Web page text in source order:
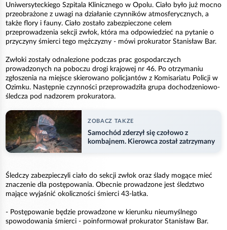
Uniwersyteckiego Szpitala Klinicznego w Opolu. Ciało było już mocno
przeobrażone z uwagi na działanie czynników atmosferycznych, a
także flory i fauny. Ciało zostało zabezpieczone celem
przeprowadzenia sekcji zwłok, która ma odpowiedzieć na pytanie o
przyczyny śmierci tego mężczyzny - mówi prokurator Stanisław Bar.
Zwłoki zostały odnalezione podczas prac gospodarczych
prowadzonych na poboczu drogi krajowej nr 46. Po otrzymaniu
zgłoszenia na miejsce skierowano policjantów z Komisariatu Policji w
Ozimku. Następnie czynności przeprowadziła grupa dochodzeniowo-
śledcza pod nadzorem prokuratora.
ZOBACZ TAKZE
Samochód zderzył się czołowo z
kombajnem. Kierowca został zatrzymany
Śledczy zabezpieczyli ciało do sekcji zwłok oraz ślady mogące mieć
znaczenie dla postępowania. Obecnie prowadzone jest śledztwo
mające wyjaśnić okoliczności śmierci 43-latka.
- Postępowanie będzie prowadzone w kierunku nieumyślnego
spowodowania śmierci - poinformował prokurator Stanisław Bar.